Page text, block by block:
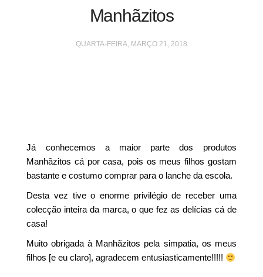
Manhãzitos
QUARTA-FEIRA, MARÇO 21, 2018
Já conhecemos a maior parte dos produtos
Manhãzitos cá por casa, pois os meus filhos gostam
bastante e costumo comprar para o lanche da escola.
Desta vez tive o enorme privilégio de receber uma
colecção inteira da marca, o que fez as delícias cá de
casa!
Muito obrigada à Manhãzitos pela simpatia, os meus
filhos [e eu claro], agradecem entusiasticamente!!!!!